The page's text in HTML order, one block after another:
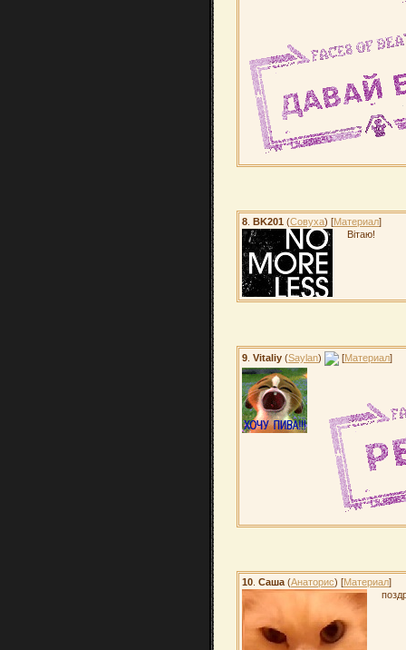
8 BK201 (Совуха) [Материал]
Вітаю!
9 Vitaliy (Saylan) [Материал]
10 Саша (Анаторис) [Материал]